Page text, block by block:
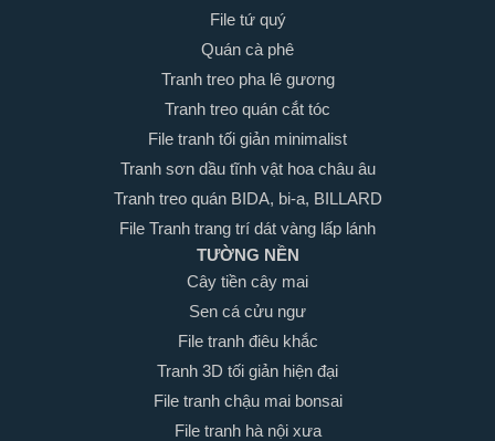
File tứ quý
Quán cà phê
Tranh treo pha lê gương
Tranh treo quán cắt tóc
File tranh tối giản minimalist
Tranh sơn dầu tĩnh vật hoa châu âu
Tranh treo quán BIDA, bi-a, BILLARD
File Tranh trang trí dát vàng lấp lánh
TƯỜNG NỀN
Cây tiền cây mai
Sen cá cửu ngư
File tranh điêu khắc
Tranh 3D tối giản hiện đại
File tranh chậu mai bonsai
File tranh hà nội xưa